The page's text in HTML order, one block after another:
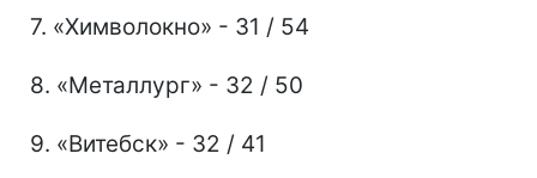
7. «Химволокно» - 31 / 54
8. «Металлург» - 32 / 50
9. «Витебск» - 32 / 41